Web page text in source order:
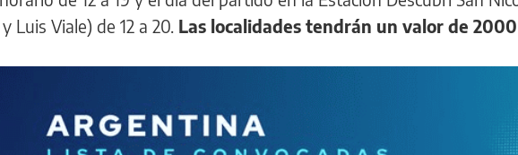
Luis Viale) de 12 a 20. Las localidades tendrán un valor de